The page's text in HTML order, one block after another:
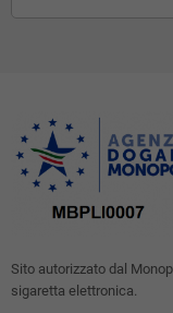
Sito autorizzato dal
sigaretta elettronica.